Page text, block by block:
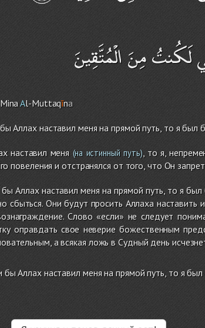
لَكُنتُ مِنَ الْمُتَّقِينَ
Al-Muttaqīna
Аллах наставил меня на прямой путь, то я был
наставил меня (на истинный путь), то я,
повеления и отстранялся от того, что Он
Аллах наставил меня на прямой путь, то я
сбыться. Они будут просить Аллаха наставить
Слово «если» не следует
оправдать свое неверие божественным
а всякая ложь в Судный день
Аллах наставил меня на прямой путь, то я